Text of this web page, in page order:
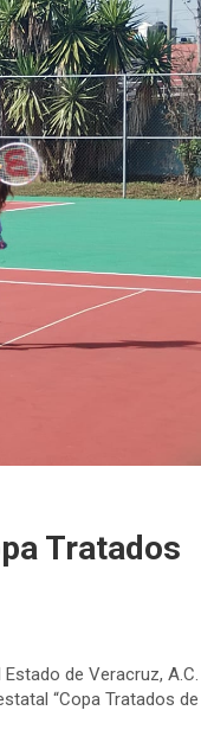
Tratados
de Veracruz, A.C.
“Copa Tratados de